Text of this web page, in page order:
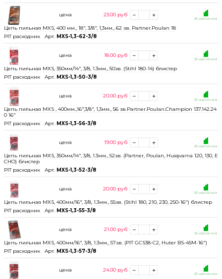
Цепь пильная MXS, 400 мм., 18", 3/8", 1,3мм., 62 зв. Partner.Poulan 18
PIT расходник
Арт. MXS-1,3-62-3/8
В наличии
цена 23.00 руб
Цепь пильная МХS, 350мм/14", 3/8, 1.3мм., 50зв. (Stihl 180-14) блистер
PIT расходник
Арт. MXS-1,3-50-3/8
В наличии
цена 18.00 руб
Цепь пильная MXS , 400мм.,16",3/8", 1,3мм., 56 зв.Partner.Poulan.Champion 137.142.24
0 16"
PIT расходник
Арт. MXS-1,3-56-3/8
В наличии
цена 20.00 руб
Цепь пильная МХS, 350мм/14", 3/8, 1.3мм., 52зв. (Partner, Poulan, Husqvarna 120, 130, E
CHO) блистер
PIT расходник
Арт. MXS-1,3-52-3/8
В наличии
цена 19.00 руб
Цепь пильная МХS, 400мм/16", 3/8, 1.3мм., 55зв. (Stihl 180, 210, 230, 250-16") блистер
PIT расходник
Арт. MXS-1,3-55-3/8
В наличии
цена 20.00 руб
Цепь пильная МХS, 400мм/16", 3/8, 1.3мм., 57зв. (PIT GCS38-C2, Huter BS-45M-16")
PIT расходник
Арт. MXS-1,3-57-3/8
В наличии
цена 21.00 руб
В наличии
цена 24.00 руб